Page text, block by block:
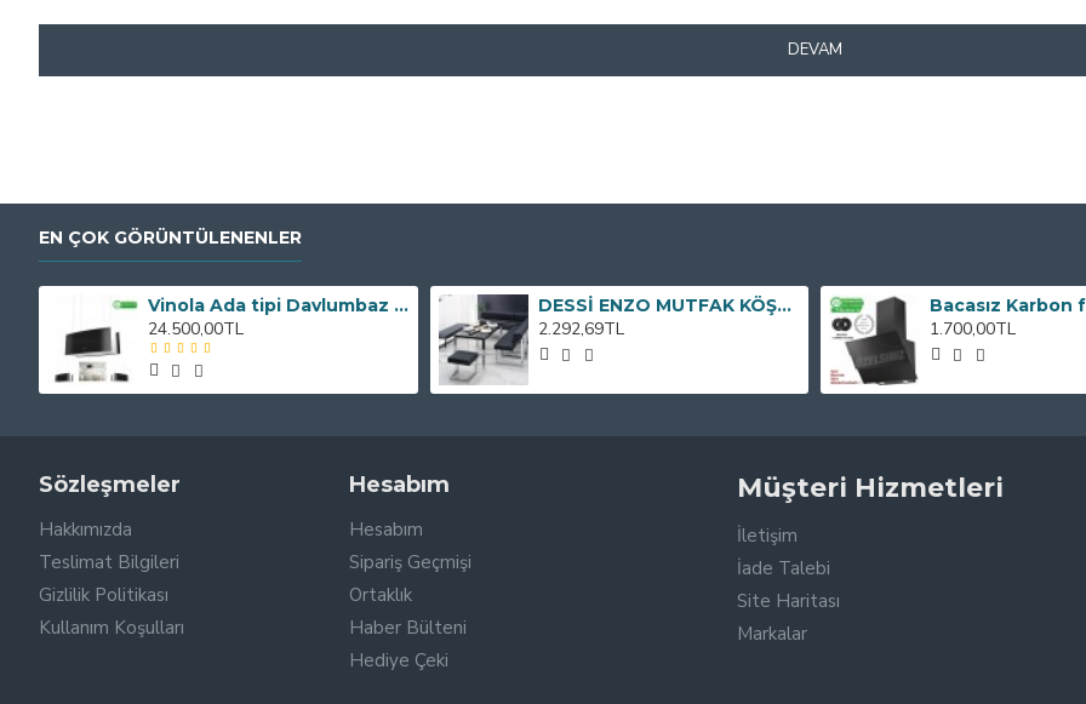
DEVAM
EN ÇOK GÖRÜNTÜLENENLER
Vinola Ada tipi Davlumbaz MCIB101.111.900 90cm
24.500,00TL
DESSİ ENZO MUTFAK KÖŞE TAKIMI
2.292,69TL 1.700,00TL
Sözleşmeler
Hakkımızda
Teslimat Bilgileri
Gizlilik Politikası
Kullanım Koşulları
Hesabım
Hesabım
Sipariş Geçmişi
Ortaklık
Haber Bülteni
Hediye Çeki
Müşteri Hizmetleri
İletişim
İade Talebi
Site Haritası
Markalar